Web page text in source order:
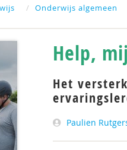
Onderwijs algemeen
Help,
Het
Paulien